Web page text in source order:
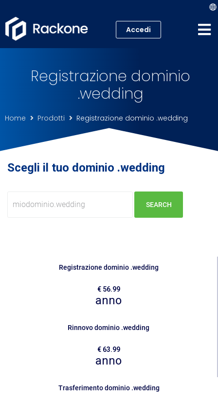
VPS
Academy
Accedi
Registrazione dominio
.wedding
Home Prodotti Registrazione dominio .wedding
Scegli il tuo dominio .wedding
Registrazione dominio .wedding
€ 56.99
anno
Rinnovo dominio .wedding
€ 63.99
anno
Trasferimento dominio .wedding